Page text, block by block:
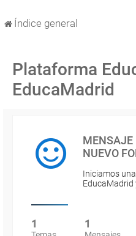
Índice general
Plataforma
EducaMadrid
MENSAJE
NUEVO
Iniciamos
EducaMadrid
1 1